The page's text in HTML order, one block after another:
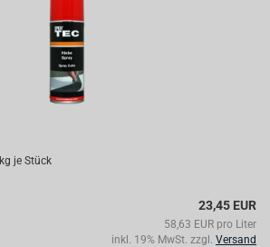
kg je Stück
23,45 EUR
58,63 EUR pro Liter
inkl. 19% MwSt. zzgl. Versand